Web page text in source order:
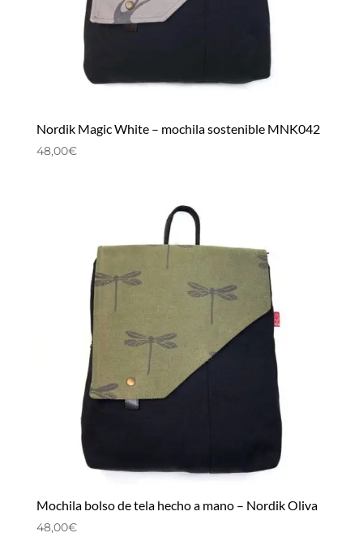
Nordik Magic White – mochila sostenible MNK042
48,00€
Mochila bolso de tela hecho a mano – Nordik Oliva
48,00€